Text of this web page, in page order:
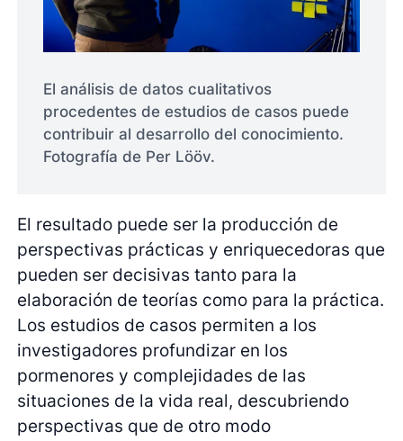
El análisis de datos cualitativos
procedentes de estudios de casos puede
contribuir al desarrollo del conocimiento.
Fotografía de Per Lööv.
El resultado puede ser la producción de
perspectivas prácticas y enriquecedoras que
pueden ser decisivas tanto para la
elaboración de teorías como para la práctica.
Los estudios de casos permiten a los
investigadores profundizar en los
pormenores y complejidades de las
situaciones de la vida real, descubriendo
perspectivas que de otro modo